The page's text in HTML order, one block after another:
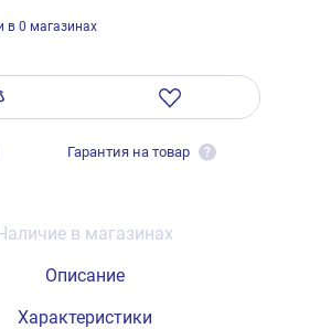
в 0 магазинах
Гарантия на товар ?
в магазинах
Описание
Характеристики